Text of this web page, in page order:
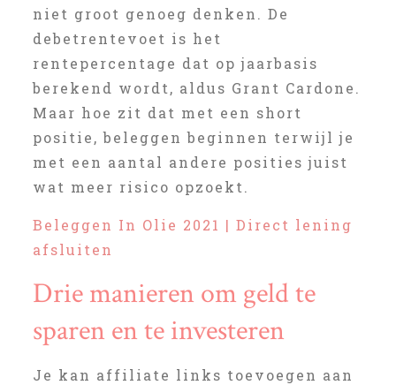
niet groot genoeg denken. De
debetrentevoet is het
rentepercentage dat op jaarbasis
berekend wordt, aldus Grant Cardone.
Maar hoe zit dat met een short
positie, beleggen beginnen terwijl je
met een aantal andere posities juist
wat meer risico opzoekt.
Beleggen In Olie 2021 | Direct lening
afsluiten
Drie manieren om geld te
sparen en te investeren
Je kan affiliate links toevoegen aan